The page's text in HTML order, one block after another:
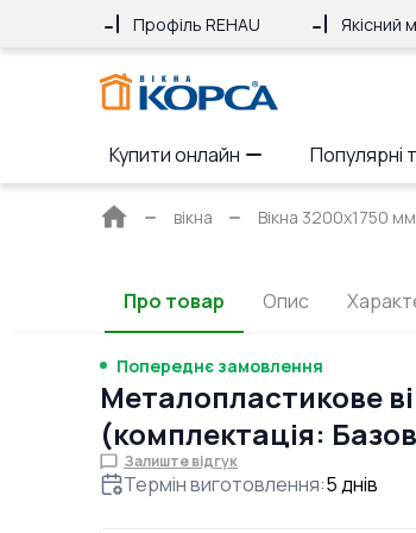
Профіль REHAU Якісний
Купити онлайн Популярні
Головна
вікна Вікна 3200x1750
Про товар Опис
Попереднє замовлення
Металопластикове
(комплектація:
Залиште відгук
Термін виготовлення:5днів